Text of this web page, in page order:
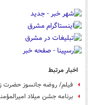
اخبار مرتبط
فیلم/ روضه جانسوز حضرت
برنامه جشن میلاد